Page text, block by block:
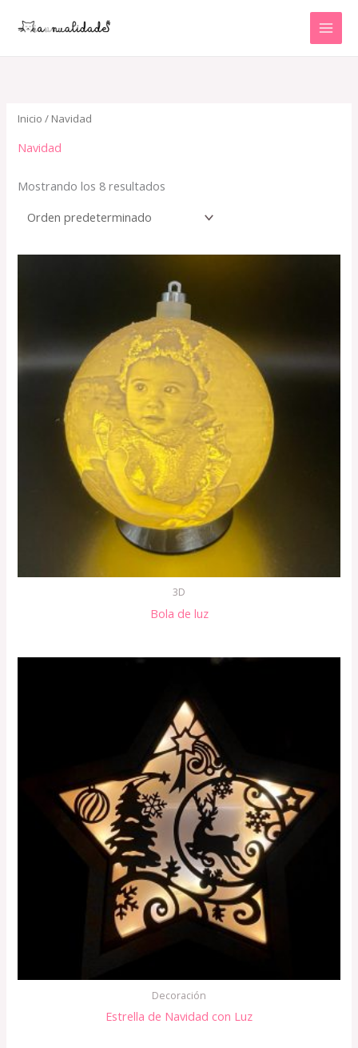
Inicio / Navidad
Navidad
Mostrando los 8 resultados
3D
Bola de luz
Decoración
Estrella de Navidad con Luz